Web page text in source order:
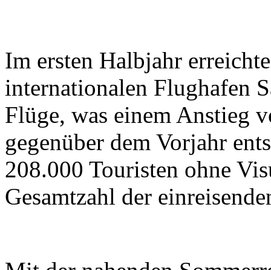
Im ersten Halbjahr
internationalen Flughafen
Flüge, was einem Anstieg
gegenüber dem Vorjahr
208.000 Touristen ohne
Gesamtzahl der